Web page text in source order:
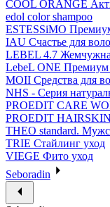
COOL ORANGE
edol color shampoo
ESTESSiMO
IAU Счастье для
LEBEL 4.7
LebeL ONE Премиум
MOII Средства для
NHS - Серия
PROEDIT CARE
PROEDIT
THEO standard.
TRIE Стайлинг уход
VIEGE Фито уход
Seboradin